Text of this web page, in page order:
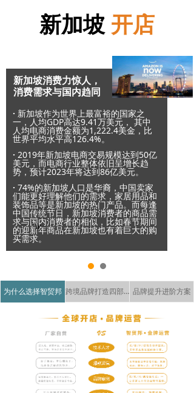
新加坡 开店
· 新加坡作为世界上最富裕的国家之
一，人均GDP高达9.41万美元， 其中
人均电商消费金额为1,222.4美金，比
世界平均水平高126.4%。
· 2019年新加坡电商交易规模达到50亿
美元，而电商行业整体依旧呈增长趋
势，预计2023年将达到86亿美元。
· 74%的新加坡人口是华裔，中国卖家
们能更好理解他们的需求，家居用品和
装饰品等是新加坡的热门产品。而每逢
中国传统节日，新加坡消费者的商品需
求与国内消费者的相似，比如春节期间
的迎新年商品在新加坡也有着巨大的购
买需求。
新加坡消费力惊人，
消费需求与国内趋同
"));
为什么选择智贸邦 跨境品牌打造四部曲 品牌提升进阶方案
专业的人 做专业的事
亚马逊店铺孵化 一站式品牌运营
专业的人 做专业的事
亚马逊店铺孵化 一站式品牌运营
专业的人 做专业的事
亚马逊店铺孵化 一站式品牌运营
合作流程
"));